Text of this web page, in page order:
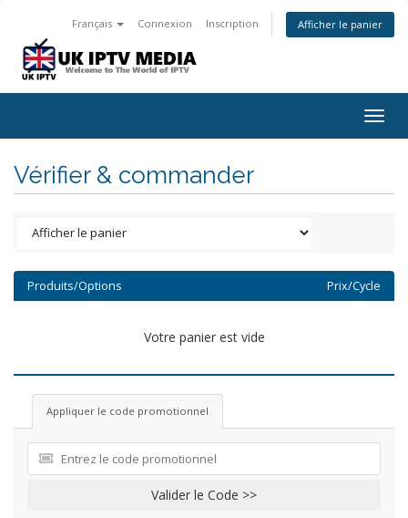
Français Connexion Inscription Afficher le panier
Vérifier & commander
Produits/Options Prix/Cycle
Votre panier est vide
Appliquer le code promotionnel
Valider le Code >>